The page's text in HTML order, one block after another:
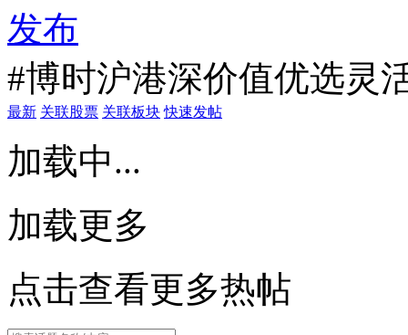
发布
#博时沪港深价值优选灵
最新 关联股票 关联板块 快速发帖
加载中...
加载更多
点击查看更多热帖